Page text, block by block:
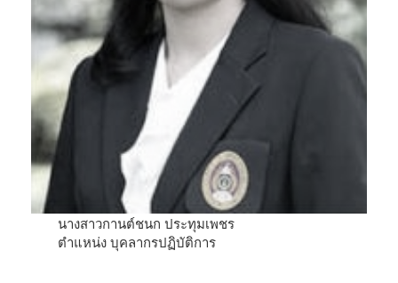
นางสาวกานต์ชนก ประทุมเพชร
ตำแหน่ง บุคลากรปฏิบัติการ